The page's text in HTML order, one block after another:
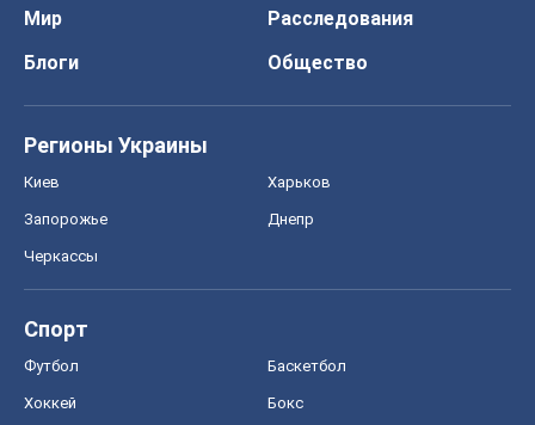
Мир
Расследования
Блоги
Общество
Регионы Украины
Киев Харьков
Запорожье Днепр
Черкассы
Спорт
Футбол Баскетбол
Хоккей Бокс